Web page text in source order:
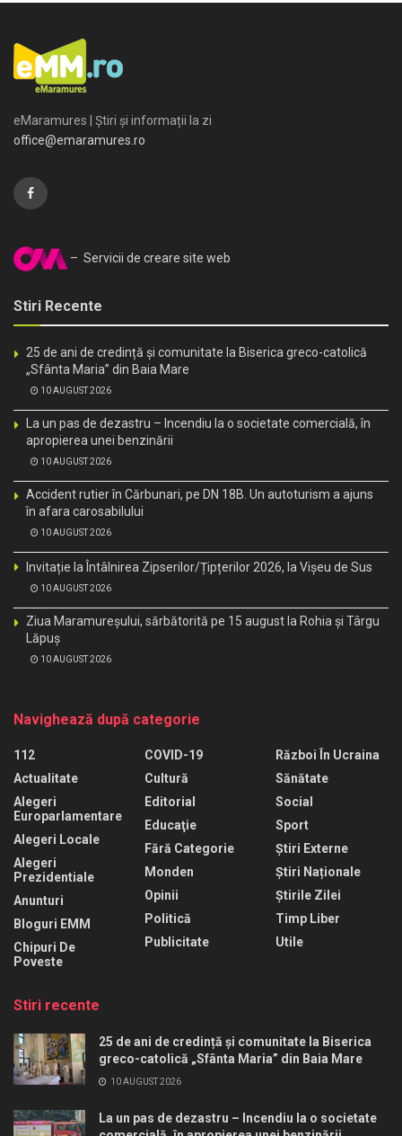
eMaramures | Știri și informații la zi
office@emaramures.ro
– Servicii de creare site web
Stiri Recente
25 de ani de credință și comunitate la Biserica greco-catolică
„Sfânta Maria” din Baia Mare
10 AUGUST 2026
La un pas de dezastru – Incendiu la o societate comercială, în
apropierea unei benzinării
10 AUGUST 2026
Accident rutier în Cărbunari, pe DN 18B. Un autoturism a ajuns
în afara carosabilului
10 AUGUST 2026
Invitație la Întâlnirea Zipserilor/Țipțerilor 2026, la Vișeu de Sus
10 AUGUST 2026
Ziua Maramureșului, sărbătorită pe 15 august la Rohia și Târgu
Lăpuș
10 AUGUST 2026
Navighează după categorie
112
Actualitate
Alegeri
Europarlamentare
Alegeri Locale
Alegeri
Prezidentiale
Anunturi
Bloguri EMM
Chipuri De
Poveste
COVID-19
Cultură
Editorial
Educaţie
Fără Categorie
Monden
Opinii
Politică
Publicitate
Război În Ucraina
Sănătate
Social
Sport
Știri Externe
Știri Naționale
Știrile Zilei
Timp Liber
Utile
Stiri recente
25 de ani de credință și comunitate la Biserica
greco-catolică „Sfânta Maria” din Baia Mare
10 AUGUST 2026
La un pas de dezastru – Incendiu la o societate